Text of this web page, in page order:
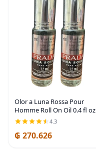
Olor a Luna Rossa Pour
Homme Roll On Oil 0.4 fl oz
(paquete de 2)
4.3
₲ 270.626